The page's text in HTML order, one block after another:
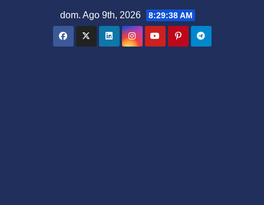
dom. Ago 9th, 2026 8:29:40 AM